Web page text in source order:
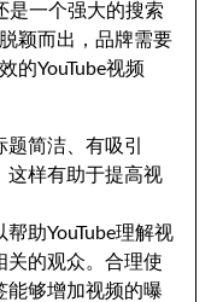
是一个强大的搜索
颖而出，品牌需要
的YouTube视频
题简洁、有吸引
这样有助于提高视
帮助YouTube理解视
关的观众。合理使
能够增加视频的曝